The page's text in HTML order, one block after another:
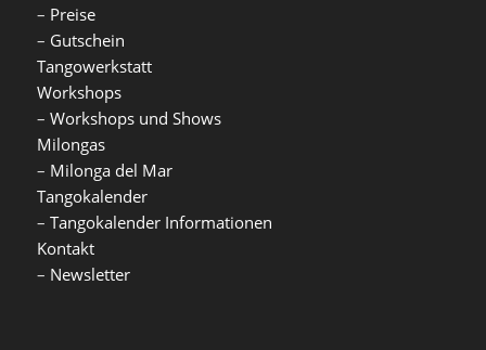
– Preise
– Gutschein
Tangowerkstatt
Workshops
– Workshops und Shows
Milongas
– Milonga del Mar
Tangokalender
– Tangokalender Informationen
Kontakt
– Newsletter